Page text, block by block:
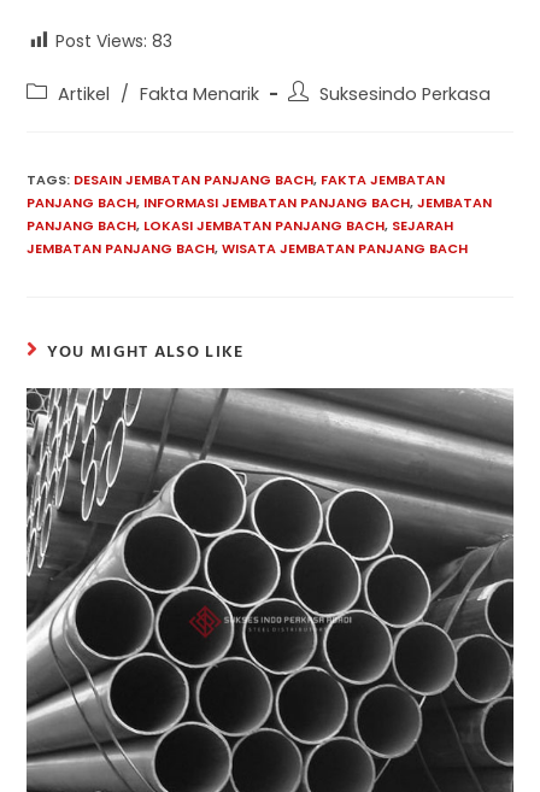
Post Views: 83
PostArtikel / Fakta Menarik
PostSuksesindo Perkasa
TAGS: DESAIN JEMBATAN PANJANG BACH, FAKTA JEMBATAN
PANJANG BACH, INFORMASI JEMBATAN PANJANG BACH, JEMBATAN
PANJANG BACH, LOKASI JEMBATAN PANJANG BACH, SEJARAH
JEMBATAN PANJANG BACH, WISATA JEMBATAN PANJANG BACH
YOU MIGHT ALSO LIKE